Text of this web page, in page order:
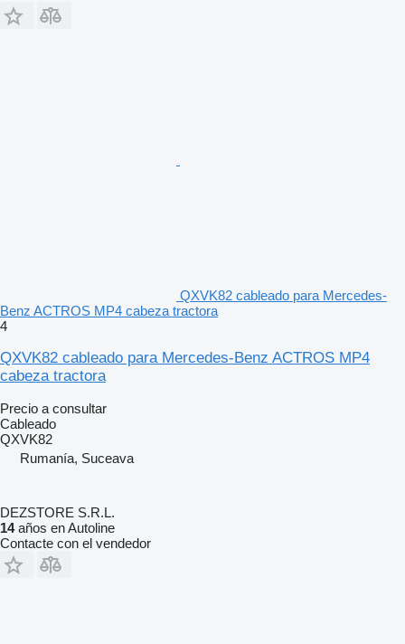
QXVK82 cableado para Mercedes-
Benz ACTROS MP4 cabeza tractora
4
QXVK82 cableado para Mercedes-Benz ACTROS MP4
cabeza tractora
Precio a consultar
Cableado
QXVK82
Rumanía, Suceava
DEZSTORE S.R.L.
14años en Autoline
Contacte con el vendedor